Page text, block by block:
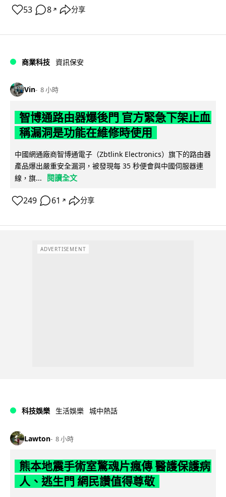
53 8 ↗ 分享
商業科技 資訊保安
Vin 8 小時
智博通路由器爆後門 官方緊急下架止血
稱漏洞是功能在維修時使用
中國網通廠商智博通電子（Zbtlink Electronics）旗下的路由器
產品爆出嚴重安全漏洞，被發現每 35 秒便會與中國伺服器連
線，旗...
閱讀全文
249 61 ↗ 分享
ADVERTISEMENT
科技娛樂 生活娛樂 城中熱話
Lawton 8 小時
熊本地震手術室驚魂片瘋傳 醫護保護病
人、逃生門 網民讚值得尊敬